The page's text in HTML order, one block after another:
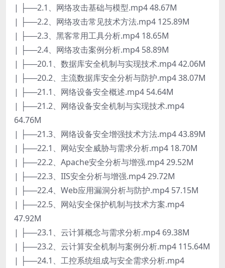
| ├──2.1、网络攻击基础与模型.mp4 48.67M
| ├──2.2、网络攻击常见技术方法.mp4 125.89M
| ├──2.3、黑客常用工具分析.mp4 18.65M
| ├──2.4、网络攻击案例分析.mp4 58.89M
| ├──20.1、数据库安全机制与实现技术.mp4 42.06M
| ├──20.2、主流数据库安全分析与防护.mp4 38.07M
| ├──21.1、网络设备安全概述.mp4 54.64M
| ├──21.2、网络设备安全机制与实现技术.mp4
64.76M
| ├──21.3、网络设备安全增强技术方法.mp4 43.89M
| ├──22.1、网站安全威胁与需求分析.mp4 18.70M
| ├──22.2、Apache安全分析与增强.mp4 29.52M
| ├──22.3、IIS安全分析与增强.mp4 29.72M
| ├──22.4、Web应用漏洞分析与防护.mp4 57.15M
| ├──22.5、网站安全保护机制与技术方案.mp4
47.92M
| ├──23.1、云计算概念与需求分析.mp4 69.38M
| ├──23.2、云计算安全机制与案例分析.mp4 115.64M
| ├──24.1、工控系统组成与安全需求分析.mp4